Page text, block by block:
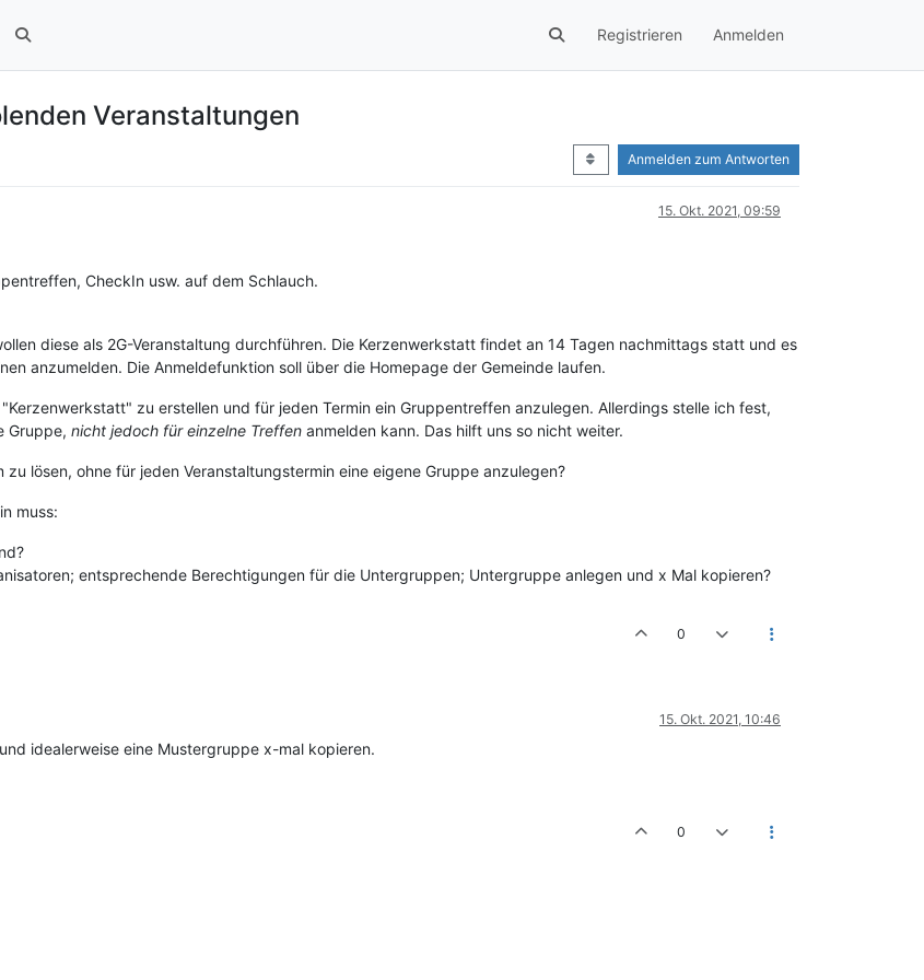
Registrieren Anmelden
Veranstaltungen
Anmelden zum Antworten
15. Okt. 2021, 09:59
CheckIn usw. auf dem Schlauch.
diese als 2G-Veranstaltung durchführen. Die Kerzenwerkstatt findet an 14 Tagen nachmittags statt und es
anzumelden. Die Anmeldefunktion soll über die Homepage der Gemeinde laufen.
zu erstellen und für jeden Termin ein Gruppentreffen anzulegen. Allerdings stelle ich fest,
Gruppe, nicht jedoch für einzelne Treffen anmelden kann. Das hilft uns so nicht weiter.
lösen, ohne für jeden Veranstaltungstermin eine eigene Gruppe anzulegen?
muss:
entsprechende Berechtigungen für die Untergruppen; Untergruppe anlegen und x Mal kopieren?
0
15. Okt. 2021, 10:46
idealerweise eine Mustergruppe x-mal kopieren.
0